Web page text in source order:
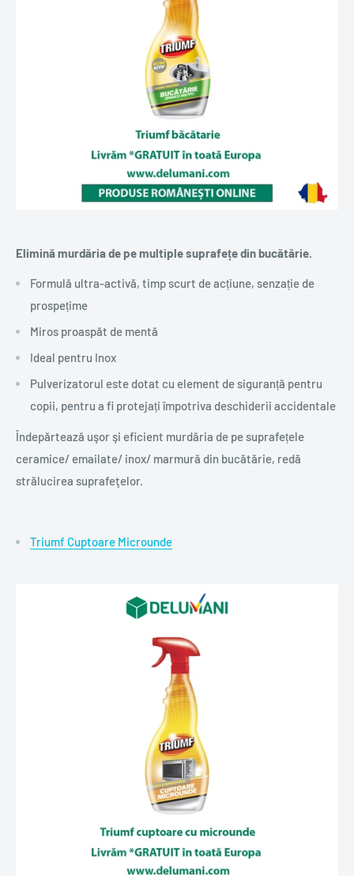
Elimină murdăria de pe multiple suprafețe din bucătărie.
Formulă ultra-activă, timp scurt de acțiune, senzație de
prospețime
Miros proaspăt de mentă
Ideal pentru Inox
Pulverizatorul este dotat cu element de siguranță pentru
copii, pentru a fi protejați împotriva deschiderii accidentale
Îndepărtează uşor şi eficient murdăria de pe suprafețele
ceramice/ emailate/ inox/ marmură din bucătărie, redă
strălucirea suprafeţelor.
Triumf Cuptoare Microunde